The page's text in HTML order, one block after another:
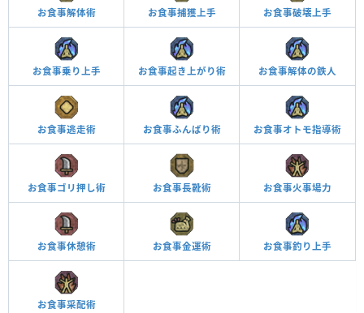
お食事解体術 お食事捕獲上手 お食事破壊上手
お食事乗り上手 お食事起き上がり術 お食事解体の鉄人
お食事逃走術 お食事ふんばり術 お食事オトモ指導術
お食事ゴリ押し術 お食事長靴術 お食事火事場力
お食事休憩術 お食事金運術 お食事釣り上手
お食事采配術